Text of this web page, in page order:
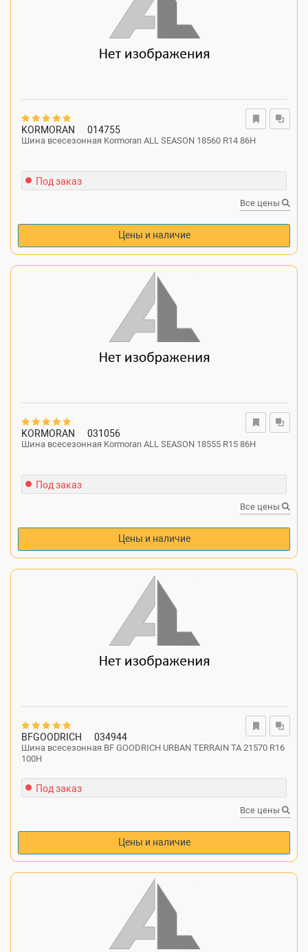
KORMORAN 014755
Шина всесезонная Kormoran ALL SEASON 18560 R14 86H
Под заказ
Все цены
Цены и наличие
KORMORAN 031056
Шина всесезонная Kormoran ALL SEASON 18555 R15 86H
Под заказ
Все цены
Цены и наличие
BFGOODRICH 034944
Шина всесезонная BF GOODRICH URBAN TERRAIN TA 21570 R16
100H
Под заказ
Все цены
Цены и наличие